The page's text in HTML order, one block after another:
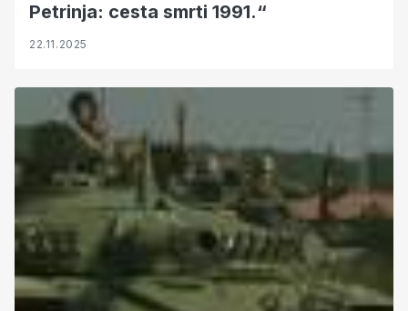
Petrinja: cesta smrti 1991.“
22.11.2025